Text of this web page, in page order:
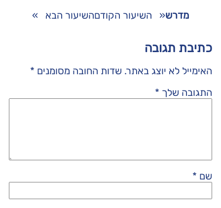
מדרש« השיעור הקודםהשיעור הבא »
כתיבת תגובה
האימייל לא יוצג באתר. שדות החובה מסומנים *
התגובה שלך *
שם *